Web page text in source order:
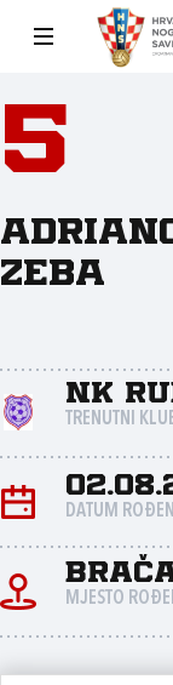
5
Zeba
NK
TRENUTNI
DATUM
MJESTO